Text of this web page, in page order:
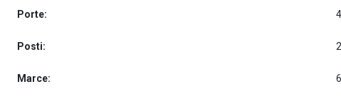
Porte: 4
Posti: 2
Marce: 6